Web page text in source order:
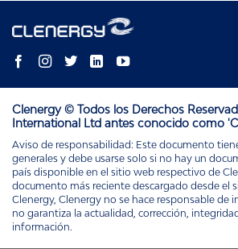
Clenergy © Todos los Derechos
International Ltd antes conocido como
Aviso de responsabilidad: Este documento
generales y debe usarse solo si no hay un
país disponible en el sitio web respectivo de
documento más reciente descargado desde el
Clenergy, Clenergy no se hace responsable de
no garantiza la actualidad, corrección,
información.